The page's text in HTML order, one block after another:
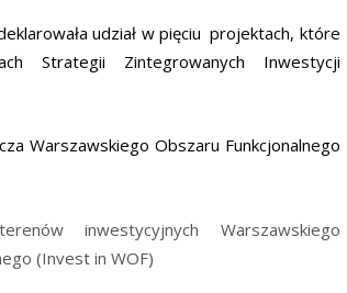
udział w pięciu projektach, które
Strategii Zintegrowanych Inwestycji
Warszawskiego Obszaru Funkcjonalnego
inwestycyjnych Warszawskiego
(Invest in WOF)